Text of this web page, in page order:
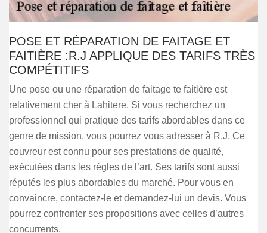
POSE ET RÉPARATION DE FAITAGE ET
FAITIÈRE :R.J APPLIQUE DES TARIFS TRÈS
COMPÉTITIFS
Une pose ou une réparation de faitage te faitière est
relativement cher à Lahitere. Si vous recherchez un
professionnel qui pratique des tarifs abordables dans ce
genre de mission, vous pourrez vous adresser à R.J. Ce
couvreur est connu pour ses prestations de qualité,
exécutées dans les règles de l’art. Ses tarifs sont aussi
réputés les plus abordables du marché. Pour vous en
convaincre, contactez-le et demandez-lui un devis. Vous
pourrez confronter ses propositions avec celles d’autres
concurrents.